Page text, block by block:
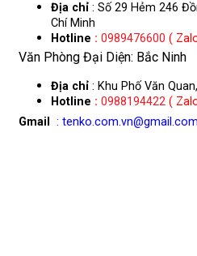
Địa chỉ : Số 29 Hẻm 246
Chí Minh
Hotline : 0989476600 (
Văn Phòng Đại Diện: Bắc Ninh
Địa chỉ : Khu Phố Văn
Hotline : 0988194422 (
Gmail
: tenko.com.vn@gmail.com